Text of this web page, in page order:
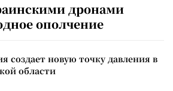
дронами
ополчение
создает новую точку давления в
области